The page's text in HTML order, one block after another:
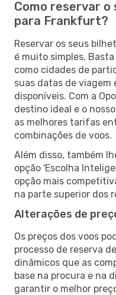
Como reservar o
para Frankfurt?
Reservar os seus
é muito simples.
como cidades de
suas datas de viagem
disponíveis. Com a
destino ideal e o
as melhores tarifas
combinações de voos.
Além disso, também
opção 'Escolha
opção mais
na parte superior dos
Alterações de
Os preços dos voos
processo de reserva
dinâmicos que as
base na procura e na
garantir o melhor